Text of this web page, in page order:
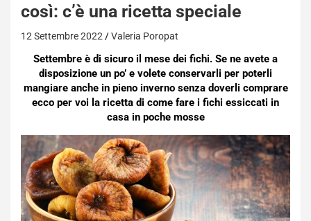
così: c’è una ricetta speciale
12 Settembre 2022 Valeria Poropat
Settembre è di sicuro il mese dei fichi. Se ne avete a
disposizione un po’ e volete conservarli per poterli
mangiare anche in pieno inverno senza doverli comprare
ecco per voi la ricetta di come fare i fichi essiccati in
casa in poche mosse